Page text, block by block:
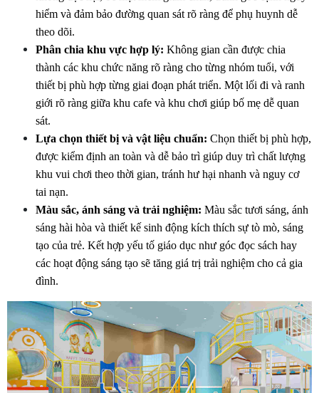
hiểm và đảm bảo đường quan sát rõ ràng để phụ huynh dễ
theo dõi.
Phân chia khu vực hợp lý: Không gian cần được chia
thành các khu chức năng rõ ràng cho từng nhóm tuổi, với
thiết bị phù hợp từng giai đoạn phát triển. Một lối đi và ranh
giới rõ ràng giữa khu cafe và khu chơi giúp bố mẹ dễ quan
sát.
Lựa chọn thiết bị và vật liệu chuẩn: Chọn thiết bị phù hợp,
được kiểm định an toàn và dễ bảo trì giúp duy trì chất lượng
khu vui chơi theo thời gian, tránh hư hại nhanh và nguy cơ
tai nạn.
Màu sắc, ánh sáng và trải nghiệm: Màu sắc tươi sáng, ánh
sáng hài hòa và thiết kế sinh động kích thích sự tò mò, sáng
tạo của trẻ. Kết hợp yếu tố giáo dục như góc đọc sách hay
các hoạt động sáng tạo sẽ tăng giá trị trải nghiệm cho cả gia
đình.